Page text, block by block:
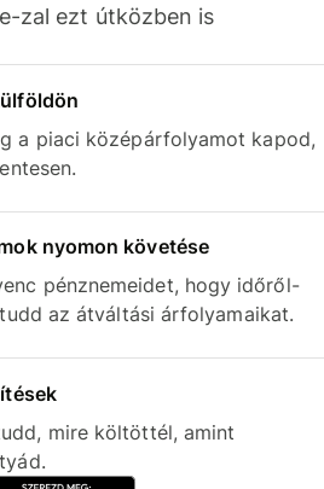
zal ezt útközben is
a piaci középárfolyamot kapod,
nyomon követése
pénznemeidet, hogy időről-
az átváltási árfolyamaikat.
mire költöttél, amint